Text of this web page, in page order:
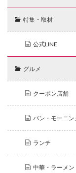
特集・取材
公式LINE
グルメ
クーポン店舗
パン・モーニン
ランチ
中華・ラーメン